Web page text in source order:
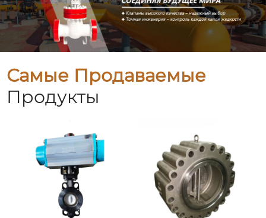
Самые Продаваемые
Продукты